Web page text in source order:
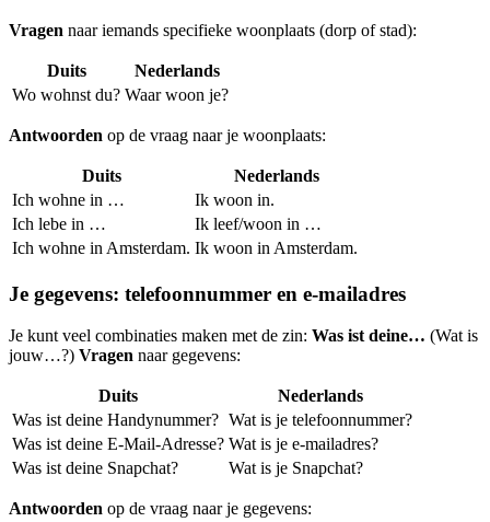
Vragen naar iemands specifieke woonplaats (dorp of stad):
Duits
Nederlands
Wo wohnst du? Waar woon je?
Antwoorden op de vraag naar je woonplaats:
Duits
Nederlands
Ich wohne in …
Ik woon in.
Ich lebe in …
Ik leef/woon in …
Ich wohne in Amsterdam. Ik woon in Amsterdam.
Je gegevens: telefoonnummer en e-mailadres
Je kunt veel combinaties maken met de zin: Was ist deine… (Wat is
jouw…?) Vragen naar gegevens:
Duits
Nederlands
Was ist deine Handynummer? Wat is je telefoonnummer?
Was ist deine E-Mail-Adresse? Wat is je e-mailadres?
Was ist deine Snapchat?
Wat is je Snapchat?
Antwoorden op de vraag naar je gegevens: